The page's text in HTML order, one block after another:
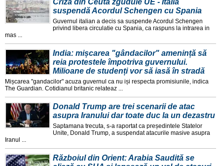
Criza din Ceuta zguduie UE - Italia
suspendă Acordul Schengen cu Spania
Guvernul italian a decis sa suspende Acordul Schengen
privind libera circulatie cu Spania, ca raspuns la intrarea in
mas ...
India: mișcarea "gândacilor" amenință să
reia protestele împotriva guvernului.
Milioane de studenți vor să iasă în stradă
Mișcarea "gandacilor" acuza guvernul ca nu iși respecta promisiunile, indica
The Guardian. Cotidianul britanic relateaz ...
Donald Trump are trei scenarii de atac
asupra Iranului dar toate duc la un dezastru
Saptamana trecuta, s-a raportat ca președintele Statelor
Unite, Donald Trump, a suspendat atacurile masive asupra
Iranul ...
Războiul din Orient: Arabia Saudită se